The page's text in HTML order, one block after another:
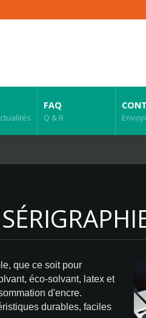
FAQ
Q & R
que ce soit pour
éco-solvant, latex et
d'encre.
durables, faciles